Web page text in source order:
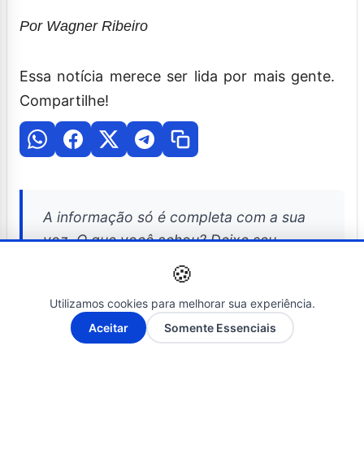
Por Wagner Ribeiro
Essa notícia merece ser lida por mais gente.
Compartilhe!
A informação só é completa com a sua
voz. O que você achou? Deixe seu
comentário abaixo e compartilhe esta
matéria no seu grupo!
A- A+
🍪
Utilizamos cookies para melhorar sua experiência.
Aceitar
Somente Essenciais